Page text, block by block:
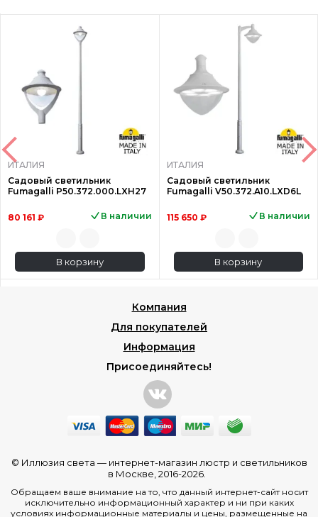
ИТАЛИЯ
Садовый светильник
Fumagalli P50.372.000.LXH27
80 161 ₽ В наличии
В корзину
ИТАЛИЯ
Садовый светильник
Fumagalli V50.372.A10.LXD6L
115 650 ₽ В наличии
В корзину
Компания
Для покупателей
Информация
Присоединяйтесь!
© Иллюзия света — интернет-магазин люстр и светильников
в Москве , 2016-2026.
Обращаем ваше внимание на то, что данный интернет-сайт носит
исключительно информационный характер и ни при каких
условиях информационные материалы и цены, размещенные на